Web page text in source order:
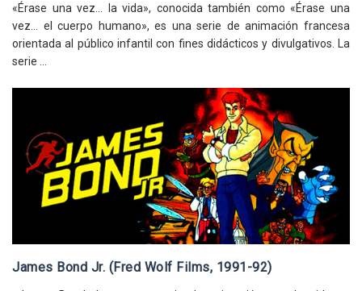
«Érase una vez... la vida», conocida también como «Érase una
vez... el cuerpo humano», es una serie de animación francesa
orientada al público infantil con fines didácticos y divulgativos. La
serie ...
James Bond Jr. (Fred Wolf Films, 1991-92)